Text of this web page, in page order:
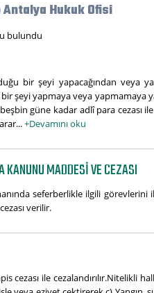
Hukuk Ofisi
bulundu
bir şeyi yapacağından veya
şeyi yapmaya veya yapmamaya
güne kadar adlî para cezası ile
+Devamını oku
MADDESI VE CEZASI
seferberlikle ilgili görevlerini
verilir.
cezası ile cezalandırılır.Nitelikli